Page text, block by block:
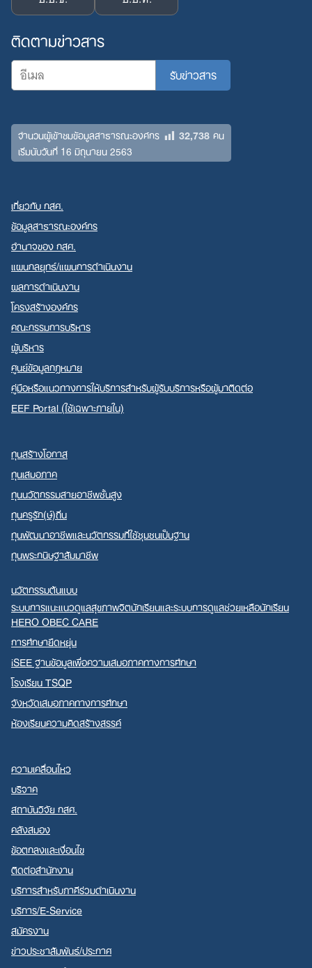
ติดตามข่าวสาร
จำนวนผู้เข้าชมข้อมูลสาธารณะองค์กร 32,738คน
เริ่มนับวันที่ 16 มิถุนายน 2563
เกี่ยวกับ กสศ.
ข้อมูลสาธารณะองค์กร
อำนาจของ กสศ.
แผนกลยุทธ์/แผนการดำเนินงาน
ผลการดำเนินงาน
โครงสร้างองค์กร
คณะกรรมการบริหาร
ผู้บริหาร
ศูนย์ข้อมูลกฎหมาย
คู่มือหรือแนวทางการให้บริการสำหรับผู้รับบริการหรือผู้มาติดต่อ
EEF Portal (ใช้เฉพาะภายใน)
ทุนสร้างโอกาส
ทุนเสมอภาค
ทุนนวัตกรรมสายอาชีพชั้นสูง
ทุนครูรัก(ษ์)ถิ่น
ทุนพัฒนาอาชีพและนวัตกรรมที่ใช้ชุมชนเป็นฐาน
ทุนพระกนิษฐาสัมมาชีพ
นวัตกรรมต้นแบบ
ระบบการแนะแนวดูแลสุขภาพจิตนักเรียนและระบบการดูแลช่วยเหลือนักเรียน
HERO OBEC CARE
การศึกษายืดหยุ่น
iSEE ฐานข้อมูลเพื่อความเสมอภาคทางการศึกษา
โรงเรียน TSQP
จังหวัดเสมอภาคทางการศึกษา
ห้องเรียนความคิดสร้างสรรค์
ความเคลื่อนไหว
บริจาค
สถาบันวิจัย กสศ.
คลังสมอง
ข้อตกลงและเงื่อนไข
ติดต่อสำนักงาน
บริการสำหรับภาคีร่วมดำเนินงาน
บริการ/E-Service
สมัครงาน
ข่าวประชาสัมพันธ์/ประกาศ